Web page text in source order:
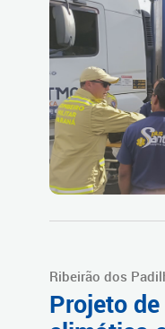
Ribeirão dos
Projeto